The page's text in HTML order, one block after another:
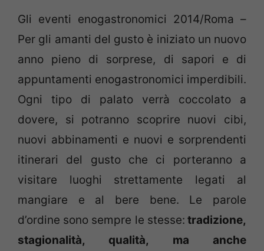
Gli eventi enogastronomici 2014/Roma –
Per gli amanti del gusto è iniziato un nuovo
anno pieno di sorprese, di sapori e di
appuntamenti enogastronomici imperdibili.
Ogni tipo di palato verrà coccolato a
dovere, si potranno scoprire nuovi cibi,
nuovi abbinamenti e nuovi e sorprendenti
itinerari del gusto che ci porteranno a
visitare luoghi strettamente legati al
mangiare e al bere bene. Le parole
d’ordine sono sempre le stesse: tradizione,
stagionalità, qualità, ma anche